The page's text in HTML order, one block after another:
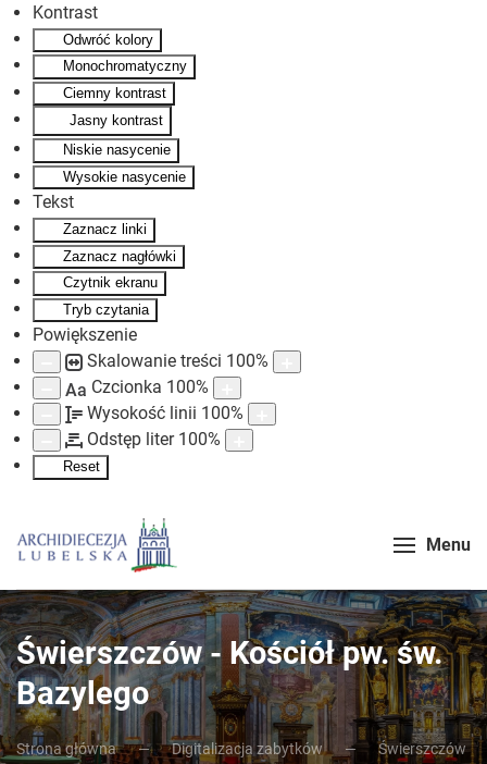
Kontrast
Odwróć kolory
Monochromatyczny
Ciemny kontrast
Jasny kontrast
Niskie nasycenie
Wysokie nasycenie
Tekst
Zaznacz linki
Zaznacz nagłówki
Czytnik ekranu
Tryb czytania
Powiększenie
Skalowanie treści 100%
Aa Czcionka 100%
Wysokość linii 100%
Odstęp liter 100%
Reset
Skip to main content
Menu
Świerszczów - Kościół pw. św.
Bazylego​
Strona główna Digitalizacja zabytków
Świerszczów